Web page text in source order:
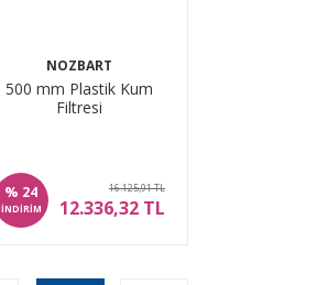
NOZBART
500 mm Plastik Kum
Filtresi
% 24
İNDİRİM
16.125,91 TL
12.336,32 TL